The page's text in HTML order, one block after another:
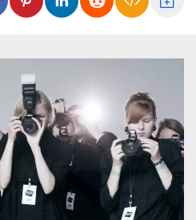
del sito. I
funzionare
/
Scadenza Descrizione
1 anno
Clearance
Cookie from
CloudFlare
stores the proof
of challenge
passed. It is
used to no